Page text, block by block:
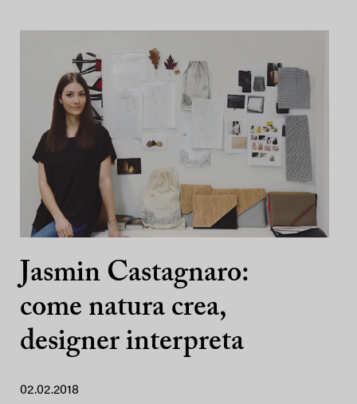
Jasmin Castagnaro:
come natura crea,
designer interpreta
02.02.2018